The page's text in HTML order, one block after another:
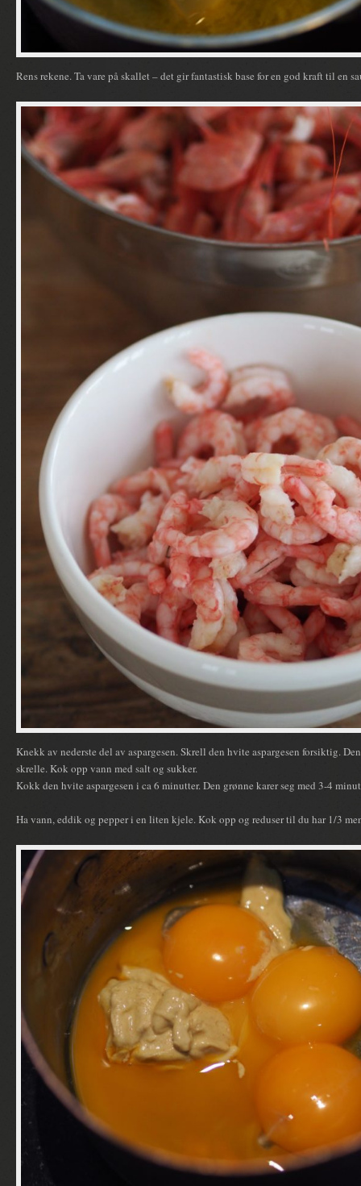
Rens rekene. Ta vare på skallet – det gir fantastisk base for en god kraft til en
Knekk av nederste del av aspargesen. Skrell den hvite aspargesen forsiktig.
skrelle. Kok opp vann med salt og sukker.
Kokk den hvite aspargesen i ca 6 minutter. Den grønne karer seg med 3-4
Ha vann, eddik og pepper i en liten kjele. Kok opp og reduser til du har 1/3